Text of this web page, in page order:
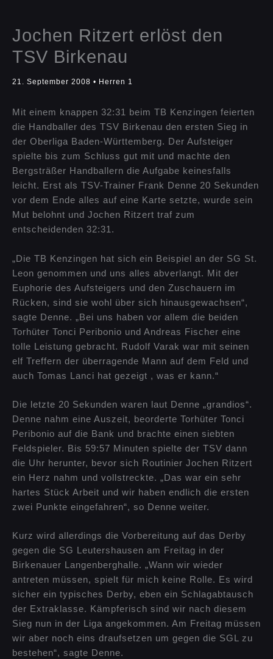
Jochen Ritzert erlöst den
TSV Birkenau
21. September 2008 • Herren 1
Mit einem knappen 32:31 beim TB Kenzingen feierten
die Handballer des TSV Birkenau den ersten Sieg in
der Oberliga Baden-Württemberg. Der Aufsteiger
spielte bis zum Schluss gut mit und machte den
Bergsträßer Handballern die Aufgabe keinesfalls
leicht. Erst als TSV-Trainer Frank Denne 20 Sekunden
vor dem Ende alles auf eine Karte setzte, wurde sein
Mut belohnt und Jochen Ritzert traf zum
entscheidenden 32:31.
„Die TB Kenzingen hat sich ein Beispiel an der SG St.
Leon genommen und uns alles abverlangt. Mit der
Euphorie des Aufsteigers und den Zuschauern im
Rücken, sind sie wohl über sich hinausgewachsen“,
sagte Denne. „Bei uns haben vor allem die beiden
Torhüter Tonci Peribonio und Andreas Fischer eine
tolle Leistung gebracht. Rudolf Varak war mit seinen
elf Treffern der überragende Mann auf dem Feld und
auch Tomas Lanci hat gezeigt , was er kann.“
Die letzte 20 Sekunden waren laut Denne „grandios“.
Denne nahm eine Auszeit, beorderte Torhüter Tonci
Peribonio auf die Bank und brachte einen siebten
Feldspieler. Bis 59:57 Minuten spielte der TSV dann
die Uhr herunter, bevor sich Routinier Jochen Ritzert
ein Herz nahm und vollstreckte. „Das war ein sehr
hartes Stück Arbeit und wir haben endlich die ersten
zwei Punkte eingefahren“, so Denne weiter.
Kurz wird allerdings die Vorbereitung auf das Derby
gegen die SG Leutershausen am Freitag in der
Birkenauer Langenberghalle. „Wann wir wieder
antreten müssen, spielt für mich keine Rolle. Es wird
sicher ein typisches Derby, eben ein Schlagabtausch
der Extraklasse. Kämpferisch sind wir nach diesem
Sieg nun in der Liga angekommen. Am Freitag müssen
wir aber noch eins draufsetzen um gegen die SGL zu
bestehen“, sagte Denne.